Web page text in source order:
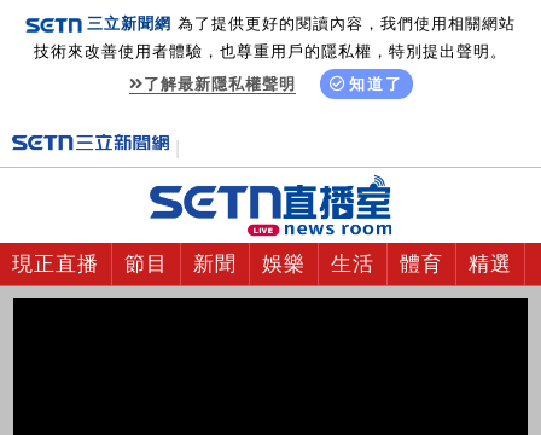
三立新聞網 為了提供更好的閱讀內容，我們使用相關網站
技術來改善使用者體驗，也尊重用戶的隱私權，特別提出聲明。
了解最新隱私權聲明
知道了
現正直播 節目 新聞 娛樂 生活 體育 精選